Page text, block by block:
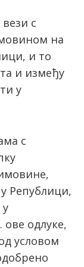
с
на
и то
и између
у
с
Републици,
ове одлуке,
условом